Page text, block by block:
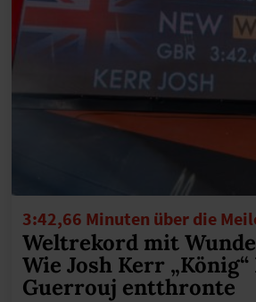
3:42,66 Minuten über die
Weltrekord mit
Wie Josh Kerr
Guerrouj entthronte